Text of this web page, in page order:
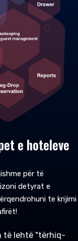
e hoteleve
për të
detyrat e
te krijimi
të lehtë "tërhiq-